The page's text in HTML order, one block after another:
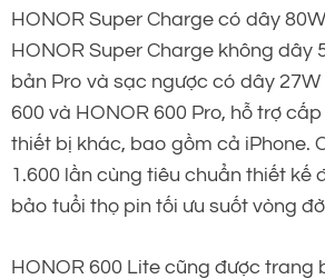
HONOR Super Charge có dây
HONOR Super Charge không dây
bản Pro và sạc ngược có dây
600 và HONOR 600 Pro, hỗ trợ
thiết bị khác, bao gồm cả iPhone.
1.600 lần cùng tiêu chuẩn thiết kế
bảo tuổi thọ pin tối ưu suốt vòng
HONOR 600 Lite cũng được trang